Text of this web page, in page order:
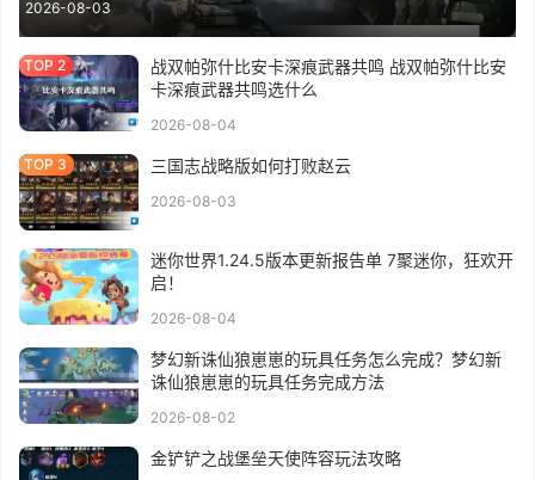
2026-08-03
战双帕弥什比安卡深痕武器共鸣 战双帕弥什比安
卡深痕武器共鸣选什么
2026-08-04
三国志战略版如何打败赵云
2026-08-03
迷你世界1.24.5版本更新报告单 7聚迷你，狂欢开
启！
2026-08-04
梦幻新诛仙狼崽崽的玩具任务怎么完成？梦幻新
诛仙狼崽崽的玩具任务完成方法
2026-08-02
金铲铲之战堡垒天使阵容玩法攻略